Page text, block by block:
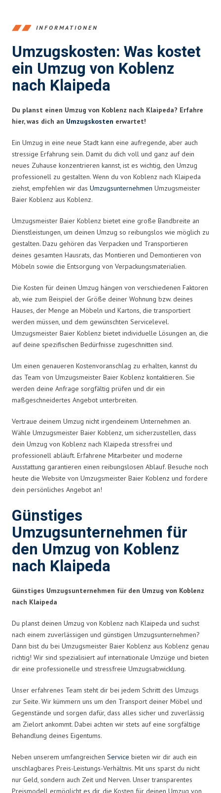
INFORMATIONEN
Umzugskosten: Was kostet
ein Umzug von Koblenz
nach Klaipeda
Du planst einen Umzug von Koblenz nach Klaipeda? Erfahre
hier, was dich an Umzugskosten erwartet!
Ein Umzug in eine neue Stadt kann eine aufregende, aber auch
stressige Erfahrung sein. Damit du dich voll und ganz auf dein
neues Zuhause konzentrieren kannst, ist es wichtig, den Umzug
professionell zu gestalten. Wenn du von Koblenz nach Klaipeda
ziehst, empfehlen wir das Umzugsunternehmen Umzugsmeister
Baier Koblenz aus Koblenz.
Umzugsmeister Baier Koblenz bietet eine große Bandbreite an
Dienstleistungen, um deinen Umzug so reibungslos wie möglich zu
gestalten. Dazu gehören das Verpacken und Transportieren
deines gesamten Hausrats, das Montieren und Demontieren von
Möbeln sowie die Entsorgung von Verpackungsmaterialien.
Die Kosten für deinen Umzug hängen von verschiedenen Faktoren
ab, wie zum Beispiel der Größe deiner Wohnung bzw. deines
Hauses, der Menge an Möbeln und Kartons, die transportiert
werden müssen, und dem gewünschten Servicelevel.
Umzugsmeister Baier Koblenz bietet individuelle Lösungen an, die
auf deine spezifischen Bedürfnisse zugeschnitten sind.
Um einen genaueren Kostenvoranschlag zu erhalten, kannst du
das Team von Umzugsmeister Baier Koblenz kontaktieren. Sie
werden deine Anfrage sorgfältig prüfen und dir ein
maßgeschneidertes Angebot unterbreiten.
Vertraue deinem Umzug nicht irgendeinem Unternehmen an.
Wähle Umzugsmeister Baier Koblenz, um sicherzustellen, dass
dein Umzug von Koblenz nach Klaipeda stressfrei und
professionell abläuft. Erfahrene Mitarbeiter und moderne
Ausstattung garantieren einen reibungslosen Ablauf. Besuche noch
heute die Website von Umzugsmeister Baier Koblenz und fordere
dein persönliches Angebot an!
Günstiges
Umzugsunternehmen für
den Umzug von Koblenz
nach Klaipeda
Günstiges Umzugsunternehmen für den Umzug von Koblenz
nach Klaipeda
Du planst deinen Umzug von Koblenz nach Klaipeda und suchst
nach einem zuverlässigen und günstigen Umzugsunternehmen?
Dann bist du bei Umzugsmeister Baier Koblenz aus Koblenz genau
richtig! Wir sind spezialisiert auf internationale Umzüge und bieten
dir eine professionelle und stressfreie Umzugsabwicklung.
Unser erfahrenes Team steht dir bei jedem Schritt des Umzugs
zur Seite. Wir kümmern uns um den Transport deiner Möbel und
Gegenstände und sorgen dafür, dass alles sicher und zuverlässig
am Zielort ankommt. Dabei achten wir stets auf eine sorgfältige
Behandlung deines Eigentums.
Neben unserem umfangreichen Service bieten wir dir auch ein
unschlagbares Preis-Leistungs-Verhältnis. Mit uns sparst du nicht
nur Geld, sondern auch Zeit und Nerven. Unser transparentes
Preismodell ermöglicht es dir, die Kosten für deinen Umzug von